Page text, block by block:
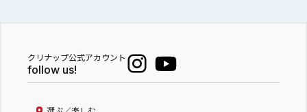
クリナップ公式アカウント
follow us!